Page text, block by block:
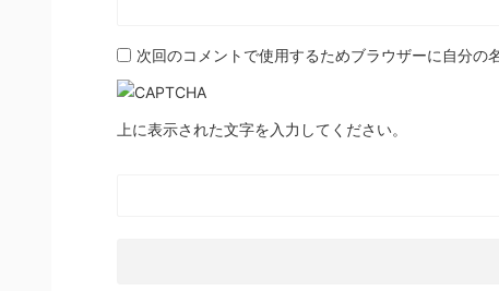
次回のコメントで使用するためブラウザーに自分の
上に表示された文字を入力してください。